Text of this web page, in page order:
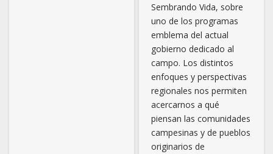
Sembrando Vida, sobre
uno de los programas
emblema del actual
gobierno dedicado al
campo. Los distintos
enfoques y perspectivas
regionales nos permiten
acercarnos a qué
piensan las comunidades
campesinas y de pueblos
originarios de